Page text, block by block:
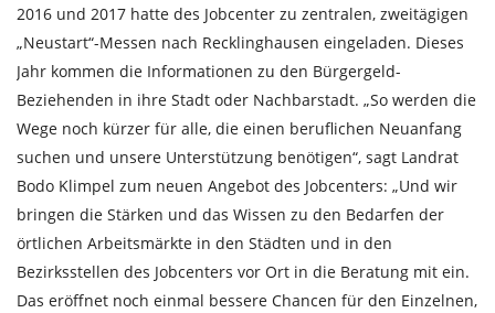
2016 und 2017 hatte des Jobcenter zu zentralen, zweitägigen
„Neustart“-Messen nach Recklinghausen eingeladen. Dieses
Jahr kommen die Informationen zu den Bürgergeld-
Beziehenden in ihre Stadt oder Nachbarstadt. „So werden die
Wege noch kürzer für alle, die einen beruflichen Neuanfang
suchen und unsere Unterstützung benötigen“, sagt Landrat
Bodo Klimpel zum neuen Angebot des Jobcenters: „Und wir
bringen die Stärken und das Wissen zu den Bedarfen der
örtlichen Arbeitsmärkte in den Städten und in den
Bezirksstellen des Jobcenters vor Ort in die Beratung mit ein.
Das eröffnet noch einmal bessere Chancen für den Einzelnen,